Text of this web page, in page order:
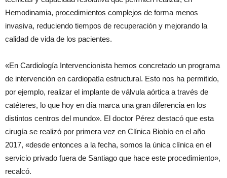
Hemodinamia, procedimientos complejos de forma menos
invasiva, reduciendo tiempos de recuperación y mejorando la
calidad de vida de los pacientes.
«En Cardiología Intervencionista hemos concretado un programa
de intervención en cardiopatía estructural. Esto nos ha permitido,
por ejemplo, realizar el implante de válvula aórtica a través de
catéteres, lo que hoy en día marca una gran diferencia en los
distintos centros del mundo». El doctor Pérez destacó que esta
cirugía se realizó por primera vez en Clínica Biobío en el año
2017, «desde entonces a la fecha, somos la única clínica en el
servicio privado fuera de Santiago que hace este procedimiento»,
recalcó.